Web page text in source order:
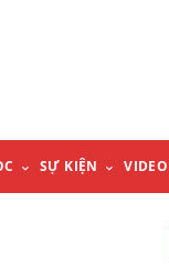
SỰ KIỆN VIDEO